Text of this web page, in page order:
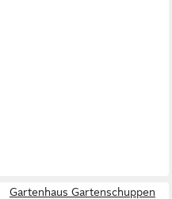
Gartenhaus Gartenschuppen